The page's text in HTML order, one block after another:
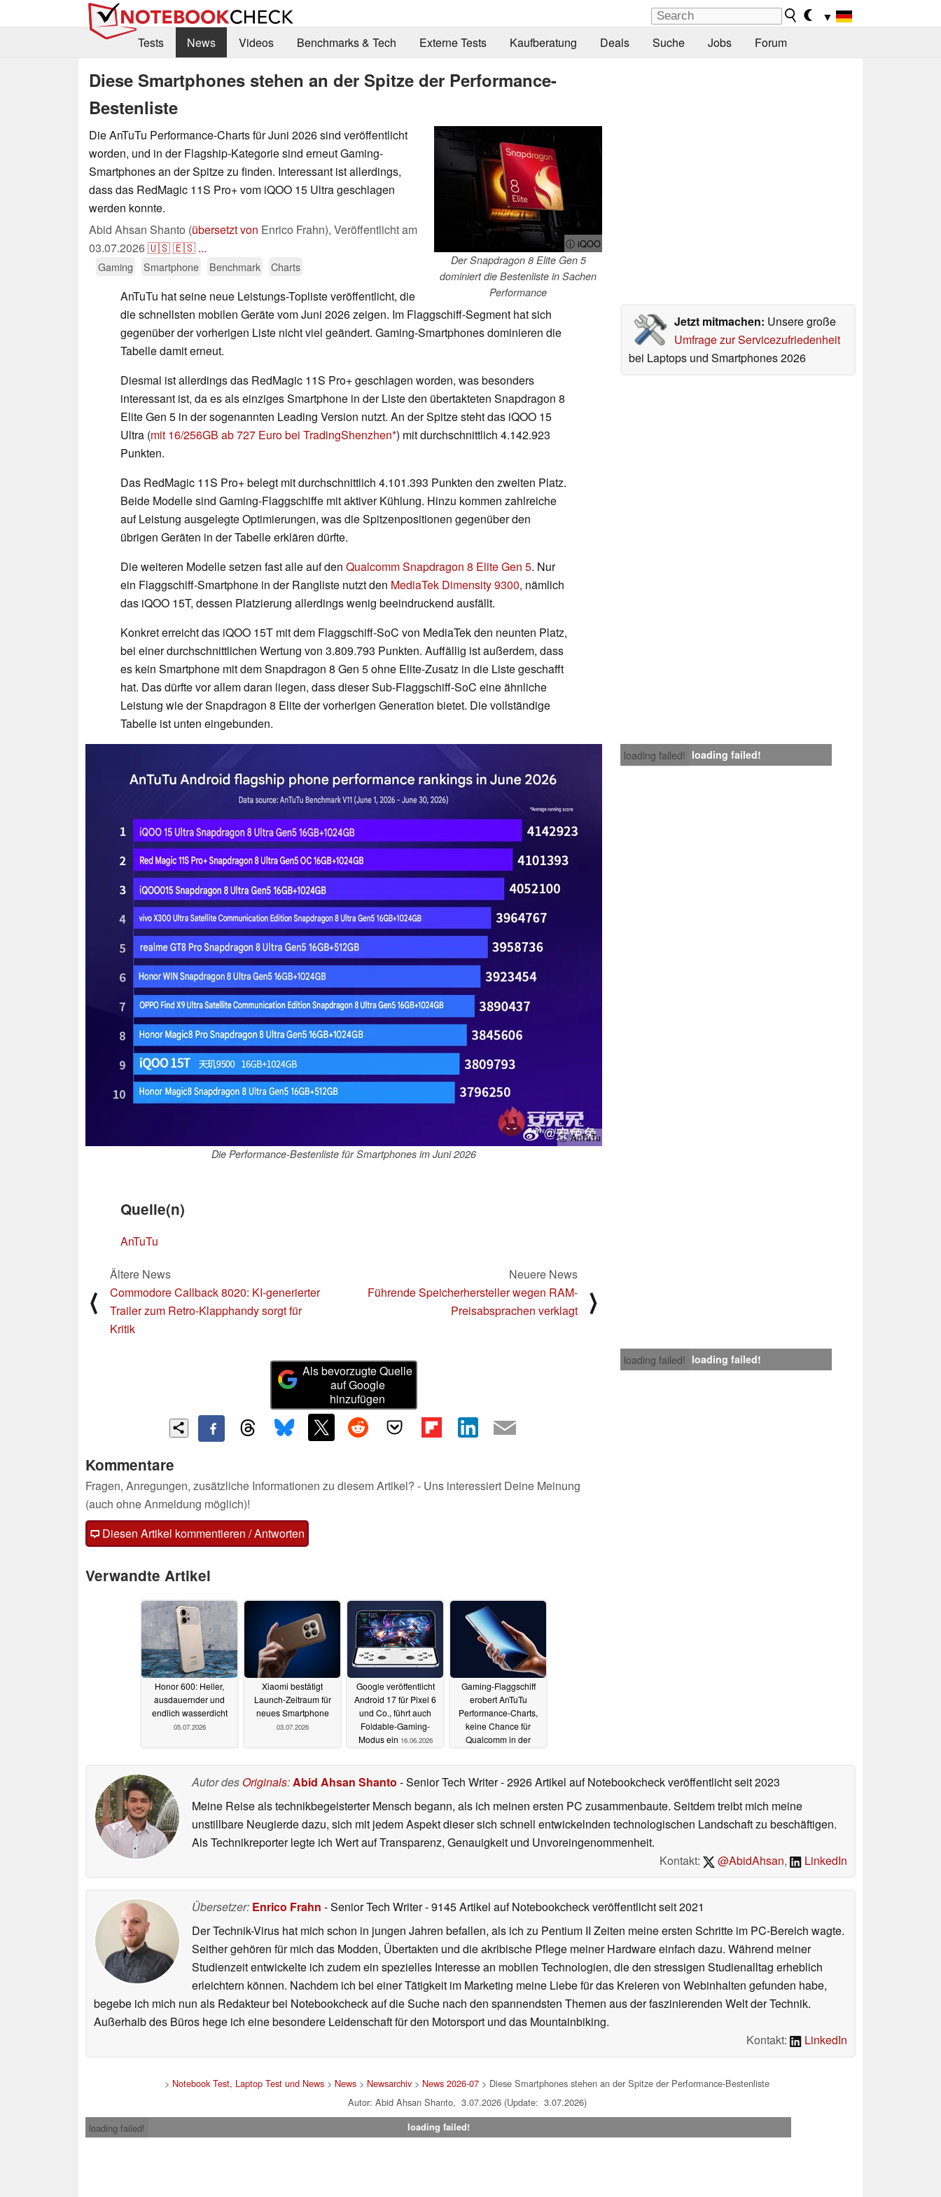
▼
Tests
News Videos Benchmarks & Tech Externe Tests Kaufberatung Deals Suche Jobs Forum
Diese Smartphones stehen an der Spitze der Performance-
Bestenliste
ⓘ iQOO
Der Snapdragon 8 Elite Gen 5
dominiert die Bestenliste in Sachen
Performance
Die AnTuTu Performance-Charts für Juni 2026 sind veröffentlicht
worden, und in der Flagship-Kategorie sind erneut Gaming-
Smartphones an der Spitze zu finden. Interessant ist allerdings,
dass das RedMagic 11S Pro+ vom iQOO 15 Ultra geschlagen
werden konnte.
Abid Ahsan Shanto (übersetzt von Enrico Frahn), Veröffentlicht am
03.07.2026🇺🇸🇪🇸 ...
Gaming Smartphone Benchmark Charts
Jetzt mitmachen: Unsere große
Umfrage zur Servicezufriedenheit
bei Laptops und Smartphones 2026
AnTuTu hat seine neue Leistungs-Topliste veröffentlicht, die
die schnellsten mobilen Geräte vom Juni 2026 zeigen. Im Flaggschiff-Segment hat sich
gegenüber der vorherigen Liste nicht viel geändert. Gaming-Smartphones dominieren die
Tabelle damit erneut.
Diesmal ist allerdings das RedMagic 11S Pro+ geschlagen worden, was besonders
interessant ist, da es als einziges Smartphone in der Liste den übertakteten Snapdragon 8
Elite Gen 5 in der sogenannten Leading Version nutzt. An der Spitze steht das iQOO 15
Ultra (mit 16/256GB ab 727 Euro bei TradingShenzhen ) mit durchschnittlich 4.142.923
Punkten.
Das RedMagic 11S Pro+ belegt mit durchschnittlich 4.101.393 Punkten den zweiten Platz.
Beide Modelle sind Gaming-Flaggschiffe mit aktiver Kühlung. Hinzu kommen zahlreiche
auf Leistung ausgelegte Optimierungen, was die Spitzenpositionen gegenüber den
übrigen Geräten in der Tabelle erklären dürfte.
Die weiteren Modelle setzen fast alle auf den Qualcomm Snapdragon 8 Elite Gen 5. Nur
ein Flaggschiff-Smartphone in der Rangliste nutzt den MediaTek Dimensity 9300, nämlich
das iQOO 15T, dessen Platzierung allerdings wenig beeindruckend ausfällt.
Konkret erreicht das iQOO 15T mit dem Flaggschiff-SoC von MediaTek den neunten Platz,
bei einer durchschnittlichen Wertung von 3.809.793 Punkten. Auffällig ist außerdem, dass
es kein Smartphone mit dem Snapdragon 8 Gen 5 ohne Elite-Zusatz in die Liste geschafft
hat. Das dürfte vor allem daran liegen, dass dieser Sub-Flaggschiff-SoC eine ähnliche
Leistung wie der Snapdragon 8 Elite der vorherigen Generation bietet. Die vollständige
Tabelle ist unten eingebunden.
loading failed! loading failed!
ⓘ AnTuTu
Die Performance-Bestenliste für Smartphones im Juni 2026
Quelle(n)
AnTuTu
⟨
Ältere News
Commodore Callback 8020: KI-generierter
Trailer zum Retro-Klapphandy sorgt für
Kritik
Neuere News
Führende Speicherhersteller wegen RAM-
Preisabsprachen verklagt
⟩
loading failed! loading failed!
Als bevorzugte Quelle
auf Google
hinzufügen
Kommentare
Fragen, Anregungen, zusätzliche Informationen zu diesem Artikel? - Uns interessiert Deine Meinung
(auch ohne Anmeldung möglich)!
Diesen Artikel kommentieren / Antworten
Verwandte Artikel
Honor 600: Heller,
ausdauernder und
endlich wasserdicht
05.07.2026
Xiaomi bestätigt
Launch-Zeitraum für
neues Smartphone
03.07.2026
Google veröffentlicht
Android 17 für Pixel 6
und Co., führt auch
Foldable-Gaming-
Modus ein 16.06.2026
Gaming-Flaggschiff
erobert AnTuTu
Performance-Charts,
keine Chance für
Qualcomm in der
Autor des Originals:Abid Ahsan Shanto - Senior Tech Writer- 2926 Artikel auf Notebookcheck veröffentlichtseit 2023
Meine Reise als technikbegeisterter Mensch begann, als ich meinen ersten PC zusammenbaute. Seitdem treibt mich meine
unstillbare Neugierde dazu, sich mit jedem Aspekt dieser sich schnell entwickelnden technologischen Landschaft zu beschäftigen.
Als Technikreporter legte ich Wert auf Transparenz, Genauigkeit und Unvoreingenommenheit.
Kontakt:
@AbidAhsan, LinkedIn
Übersetzer: Enrico Frahn - Senior Tech Writer- 9145 Artikel auf Notebookcheck veröffentlichtseit 2021
Der Technik-Virus hat mich schon in jungen Jahren befallen, als ich zu Pentium II Zeiten meine ersten Schritte im PC-Bereich wagte.
Seither gehören für mich das Modden, Übertakten und die akribische Pflege meiner Hardware einfach dazu. Während meiner
Studienzeit entwickelte ich zudem ein spezielles Interesse an mobilen Technologien, die den stressigen Studienalltag erheblich
erleichtern können. Nachdem ich bei einer Tätigkeit im Marketing meine Liebe für das Kreieren von Webinhalten gefunden habe,
begebe ich mich nun als Redakteur bei Notebookcheck auf die Suche nach den spannendsten Themen aus der faszinierenden Welt der Technik.
Außerhalb des Büros hege ich eine besondere Leidenschaft für den Motorsport und das Mountainbiking.
Kontakt:
LinkedIn
> Notebook Test, Laptop Test und News > News > Newsarchiv > News 2026-07 > Diese Smartphones stehen an der Spitze der Performance-Bestenliste
Autor: Abid Ahsan Shanto, 3.07.2026 (Update: 3.07.2026)
loading failed!
loading failed!